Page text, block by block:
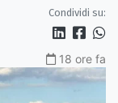
Condividi su:
18 ore fa